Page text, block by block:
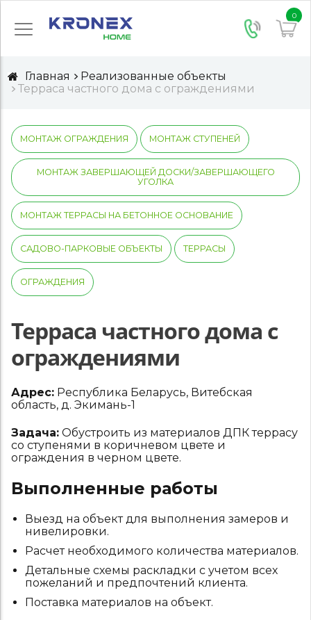
0
Главная
Реализованные объекты
Терраса частного дома с ограждениями
МОНТАЖ ОГРАЖДЕНИЯ МОНТАЖ СТУПЕНЕЙ
МОНТАЖ ЗАВЕРШАЮЩЕЙ ДОСКИ/ЗАВЕРШАЮЩЕГО
УГОЛКА
МОНТАЖ ТЕРРАСЫ НА БЕТОННОЕ ОСНОВАНИЕ
САДОВО-ПАРКОВЫЕ ОБЪЕКТЫ ТЕРРАСЫ
ОГРАЖДЕНИЯ
Терраса частного дома с
ограждениями
Адрес: Республика Беларусь, Витебская
область, д. Экимань-1
Задача: Обустроить из материалов ДПК террасу
со ступенями в коричневом цвете и
ограждения в черном цвете.
Выполненные работы
Выезд на объект для выполнения замеров и
нивелировки.
Расчет необходимого количества материалов.
Детальные схемы раскладки с учетом всех
пожеланий и предпочтений клиента.
Поставка материалов на объект.